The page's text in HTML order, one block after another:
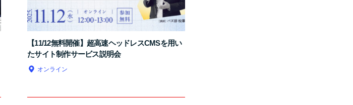
【11/12無料開催】超高速ヘッドレスCMSを用い
たサイト制作サービス説明会
オンライン